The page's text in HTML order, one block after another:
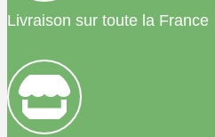
Livraison sur toute la France